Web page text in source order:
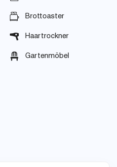
Brottoaster
Haartrockner
Gartenmöbel